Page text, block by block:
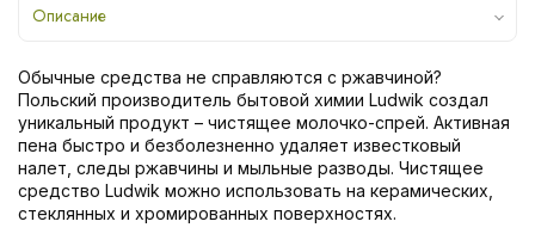
Описание
Обычные средства не справляются с ржавчиной?
Польский производитель бытовой химии Ludwik создал
уникальный продукт – чистящее молочко-спрей. Активная
пена быстро и безболезненно удаляет известковый
налет, следы ржавчины и мыльные разводы. Чистящее
средство Ludwik можно использовать на керамических,
стеклянных и хромированных поверхностях.